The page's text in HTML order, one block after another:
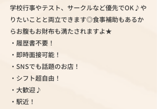
学校行事やテスト、サークルなど優先でOK♪や
りたいことと両立できます◎食事補助もあるか
らお腹もお財布も満たされますよ★
・履歴書不要！
・即時面接可能！
・SNSでも話題のお店！
・シフト超自由！
・大歓迎♪
・駅近！